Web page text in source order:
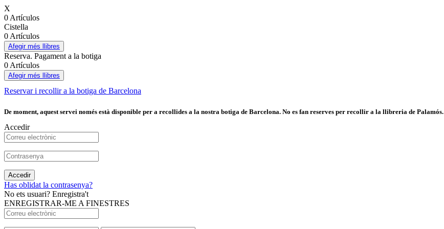
X
0 Artículos
Cistella
0 Artículos
Afegir més llibres
Reserva. Pagament a la botiga
0 Artículos
Afegir més llibres
Reservar i recollir a la botiga de Barcelona
De moment, aquest servei només està disponible per a recollides a la nostra botiga de Barcelona. No es fan reserves per recollir a la llibreria de Palamós.
Accedir
Accedir
Has oblidat la contrasenya?
No ets usuari? Enregistra't
ENREGISTRAR-ME A FINESTRES